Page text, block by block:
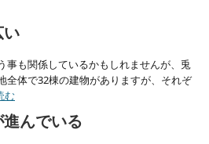
い
事も関係しているかもしれませんが、兎
全体で32棟の建物がありますが、それぞ
む
んでいる